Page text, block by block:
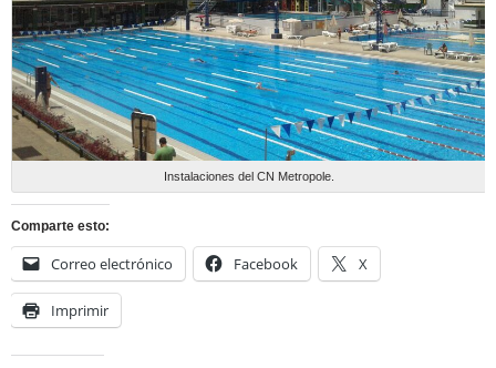
Instalaciones del CN Metropole.
Comparte esto:
Correo electrónico Facebook X
Imprimir